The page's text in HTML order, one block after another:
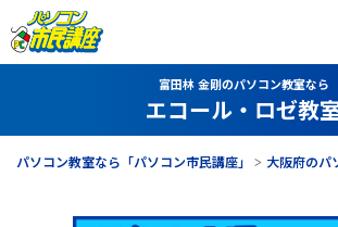
富田林 金剛のパソコン教室なら
エコール・ロゼ教
パソコン教室なら「パソコン市民講座」 大阪府のパ